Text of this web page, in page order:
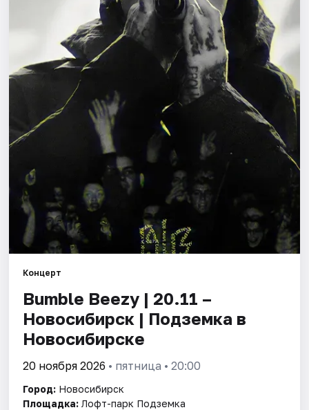
Площадки
Рейтинги
Концерт
Bumble Beezy | 20.11 –
Новосибирск | Подземка в
Новосибирске
20 ноября 2026 • пятница • 20:00
Город: Новосибирск
Площадка: Лофт-парк Подземка